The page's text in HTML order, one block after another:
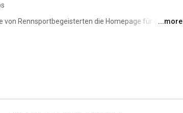
von Rennsportbegeisterten die Homepage für eine
wie F1 22, Assetto Corsa Competizione und
von Arcade bis High-End Simulation an. Mit mehr
eine der aktivsten in Deutschland, welche
...more